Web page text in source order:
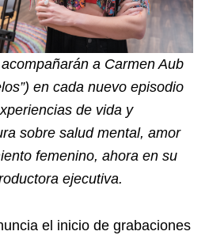
a Carmen Aub
en cada nuevo episodio
de vida y
sobre salud mental, amor
femenino, ahora en su
ejecutiva.
el inicio de grabaciones